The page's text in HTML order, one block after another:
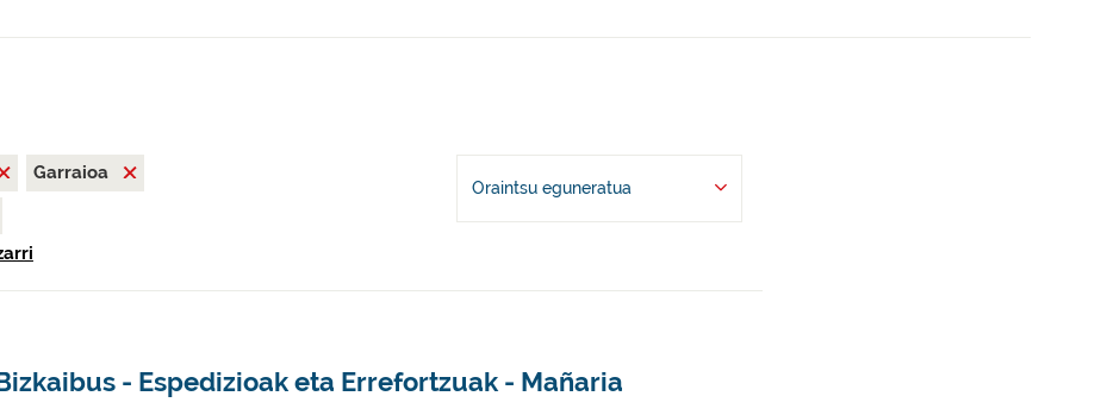
Garraioa
Oraintsu eguneratua
Bizkaibus - Espedizioak eta Errefortzuak - Mañaria